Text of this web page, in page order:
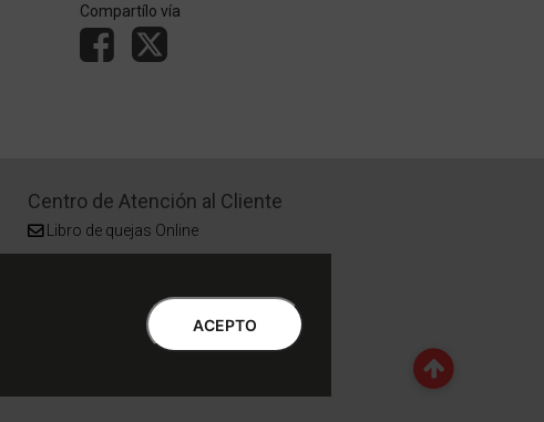
Compartílo vía
Centro de Atención al Cliente
Libro de quejas Online
0810-888-3398 | Lu a Vi 9 a 18 | Sa 9 a 17
ACEPTO